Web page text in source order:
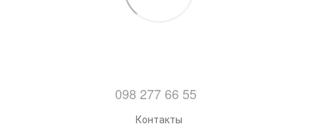
098 277 66 55
Контакты